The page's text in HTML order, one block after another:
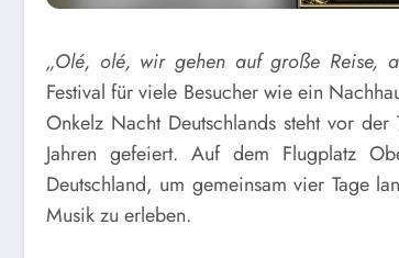
„Olé, olé, wir gehen auf große Reise,
Festival für viele Besucher wie ein
Onkelz Nacht Deutschlands steht vor
Jahren gefeiert. Auf dem Flugplatz
Deutschland, um gemeinsam vier Tage
Musik zu erleben.